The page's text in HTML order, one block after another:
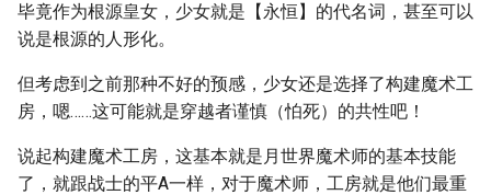
毕竟作为根源皇女，少女就是【永恒】的代名词，甚至可以
说是根源的人形化。
但考虑到之前那种不好的预感，少女还是选择了构建魔术工
房，嗯……这可能就是穿越者谨慎（怕死）的共性吧！
说起构建魔术工房，这基本就是月世界魔术师的基本技能
了，就跟战士的平A一样，对于魔术师，工房就是他们最重